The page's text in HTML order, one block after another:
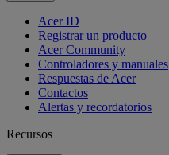
Acer ID
Registrar un producto
Acer Community
Controladores y manuales
Respuestas de Acer
Contactos
Alertas y recordatorios
Recursos